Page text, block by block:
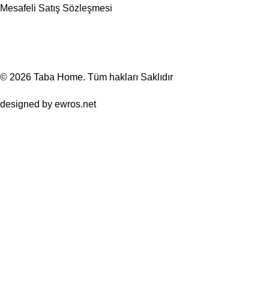
Mesafeli Satış Sözleşmesi
© 2026 Taba Home. Tüm hakları Saklıdır
designed by ewros.net